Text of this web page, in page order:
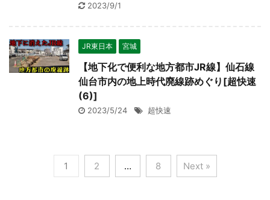
2023/9/1
JR東日本 宮城
【地下化で便利な地方都市JR線】仙石線
仙台市内の地上時代廃線跡めぐり[超快速
(6)]
2023/5/24 超快速
1 2 … 8 Next »